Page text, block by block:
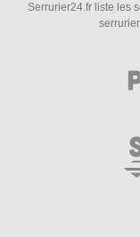
Serrurier24.fr liste les